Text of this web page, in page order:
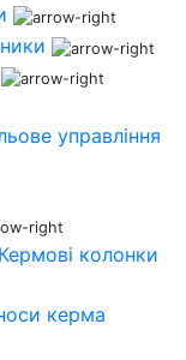
управління
Кермові колонки
керма